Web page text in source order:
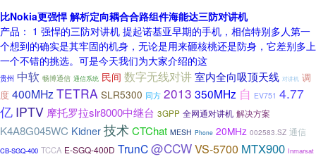
比Nokia更强悍 解析定向耦合合路组件海能达三防对讲机
产品： 1 强悍的三防对讲机 提起诺基亚早期的手机，相信特别多人第一
个想到的确实是其牢固的机身，无论是用来砸核桃还是防身，它差别多上
一个不错的挑选。可是今天我们为大家介绍的这
贵州 中软 畅博通信 通信系统 民间 数字无线对讲室内全向吸顶天线 对讲机 调
度 400MHzTETRA SLR5300 同方 2013 350MHz 自 EV751 4.77
亿 IPTV 摩托罗拉slr8000中继台 3GPP 全网通对讲机 解决方案
K4A8G045WC Kidner技术CTChat MESH Phone 20MHz 002583.SZ 通信
CB-SGQ-400 TCCA E-SGQ-400D TrunC@CCWVS-5700 MTX900 Inmarsat